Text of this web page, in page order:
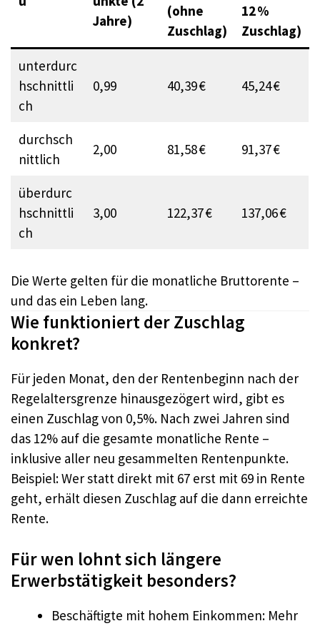
Jahre)
(ohne
Zuschlag)
12 %
Zuschlag)
unterdurc
hschnittli
ch
0,99 40,39 € 45,24 €
durchsch
nittlich
2,00 81,58 € 91,37 €
überdurc
hschnittli
ch
3,00 122,37 € 137,06 €
Die Werte gelten für die monatliche Bruttorente –
und das ein Leben lang.
Wie funktioniert der Zuschlag
konkret?
Für jeden Monat, den der Rentenbeginn nach der
Regelaltersgrenze hinausgezögert wird, gibt es
einen Zuschlag von 0,5%. Nach zwei Jahren sind
das 12% auf die gesamte monatliche Rente –
inklusive aller neu gesammelten Rentenpunkte.
Beispiel: Wer statt direkt mit 67 erst mit 69 in Rente
geht, erhält diesen Zuschlag auf die dann erreichte
Rente.
Für wen lohnt sich längere
Erwerbstätigkeit besonders?
Beschäftigte mit hohem Einkommen: Mehr